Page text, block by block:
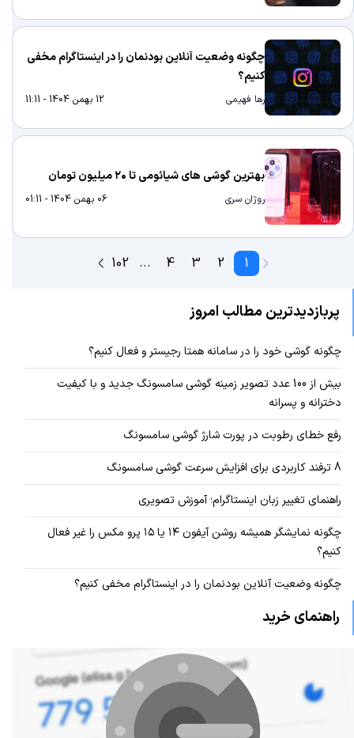
چگونه وضعیت آنلاین بودنمان را در اینستاگرام مخفی
کنیم؟
رها فهیمی 12 بهمن 1404 - 11:11
بهترین گوشی های شیائومی تا ۲۰ میلیون تومان
روژان سری 06 بهمن 1404 - 01:11
پربازدیدترین مطالب امروز
چگونه گوشی خود را در سامانه همتا رجیستر و فعال کنیم؟
بیش از 100 عدد تصویر زمینه گوشی سامسونگ جدید و با کیفیت
دخترانه و پسرانه
رفع خطای رطوبت در پورت شارژ گوشی سامسونگ
8 ترفند کاربردی برای افزایش سرعت گوشی سامسونگ
راهنمای تغییر زبان اینستاگرام؛ آموزش تصویری
چگونه نمایشگر همیشه روشن آیفون ۱۴ یا ۱۵ پرو مکس را غیر فعال
کنیم؟
چگونه وضعیت آنلاین بودنمان را در اینستاگرام مخفی کنیم؟
راهنمای خرید
1
2
3
4
...
102